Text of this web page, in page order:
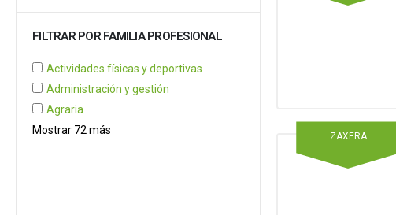
ZAXERA
FILTRAR POR FAMILIA PROFESIONAL
Actividades físicas y deportivas
Administración y gestión
Agraria
Mostrar 72 más